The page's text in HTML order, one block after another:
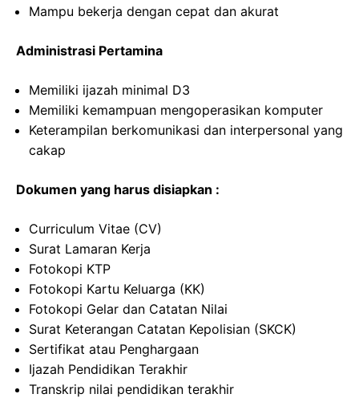
Mampu bekerja dengan cepat dan akurat
Administrasi Pertamina
Memiliki ijazah minimal D3
Memiliki kemampuan mengoperasikan komputer
Keterampilan berkomunikasi dan interpersonal yang
cakap
Dokumen yang harus disiapkan :
Curriculum Vitae (CV)
Surat Lamaran Kerja
Fotokopi KTP
Fotokopi Kartu Keluarga (KK)
Fotokopi Gelar dan Catatan Nilai
Surat Keterangan Catatan Kepolisian (SKCK)
Sertifikat atau Penghargaan
Ijazah Pendidikan Terakhir
Transkrip nilai pendidikan terakhir